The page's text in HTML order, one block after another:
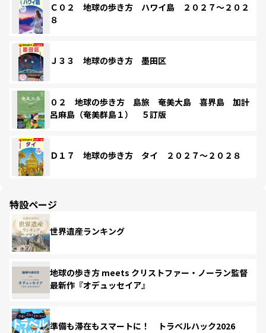
Ｃ０２ 地球の歩き方 ハワイ島 ２０２７～２０２
８
Ｊ３３ 地球の歩き方 墨田区
０２ 地球の歩き方 島旅 奄美大島 喜界島 加計
呂麻島（奄美群島１） ５訂版
Ｄ１７ 地球の歩き方 タイ ２０２７～２０２８
特設ページ
世界遺産ランキング
地球の歩き方 meets クリストファー・ノーラン監督
最新作『オデュッセイア』
準備も滞在もスマートに！ トラベルハック2026